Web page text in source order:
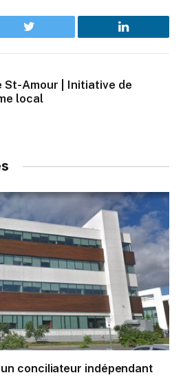
Twitter LinkedIn
St-Amour | Initiative de
local
conciliateur indépendant